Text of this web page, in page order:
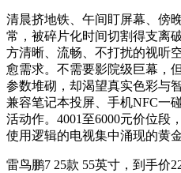
清晨挤地铁、午间盯屏幕、傍
常，被碎片化时间切割得支离
方清晰、流畅、不打扰的视听
愈需求。不需要影院级巨幕，
参数堆砌，却渴望真实色彩与
兼容笔记本投屏、手机NFC一
活动作。4001至6000元价位段
使用逻辑的电视集中涌现的黄金
雷鸟鹏7 25款 55英寸，到手价